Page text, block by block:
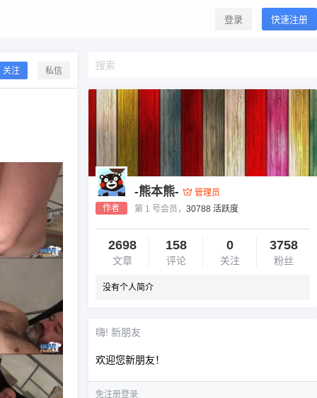
登录 快速注册
关注 私信
作者
-熊本熊-
管理员
第 1 号会员， 30788 活跃度
2698
文章
158
评论
0
关注
3758
粉丝
没有个人简介
嗨! 新朋友
欢迎您新朋友！
免注册登录